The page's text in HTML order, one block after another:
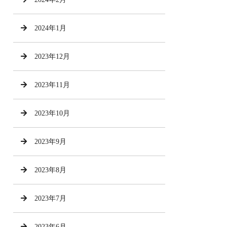
2024年1月
2023年12月
2023年11月
2023年10月
2023年9月
2023年8月
2023年7月